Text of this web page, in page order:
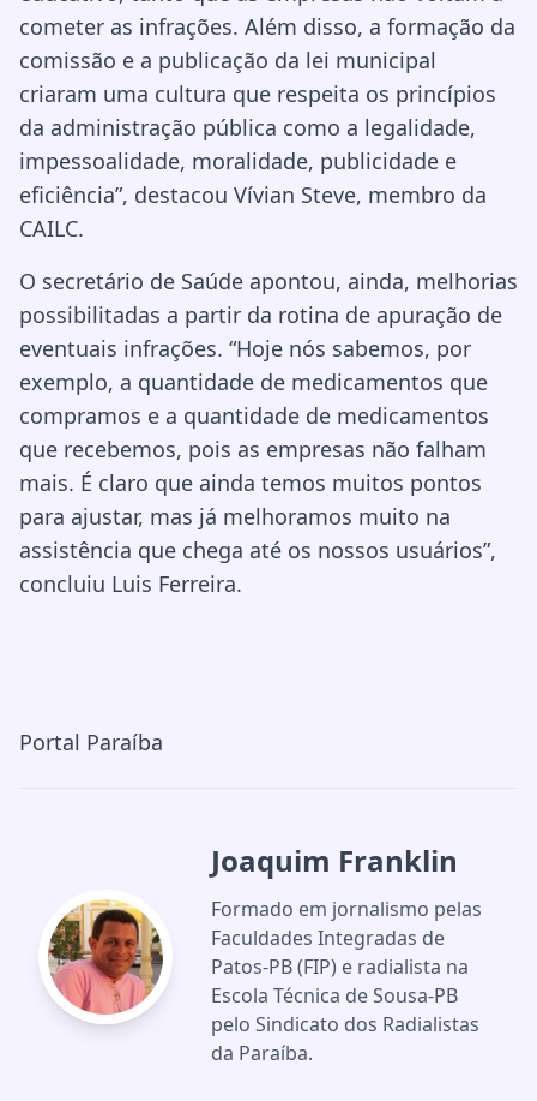
cometer as infrações. Além disso, a formação da
comissão e a publicação da lei municipal
criaram uma cultura que respeita os princípios
da administração pública como a legalidade,
impessoalidade, moralidade, publicidade e
eficiência”, destacou Vívian Steve, membro da
CAILC.
O secretário de Saúde apontou, ainda, melhorias
possibilitadas a partir da rotina de apuração de
eventuais infrações. “Hoje nós sabemos, por
exemplo, a quantidade de medicamentos que
compramos e a quantidade de medicamentos
que recebemos, pois as empresas não falham
mais. É claro que ainda temos muitos pontos
para ajustar, mas já melhoramos muito na
assistência que chega até os nossos usuários”,
concluiu Luis Ferreira.
Portal Paraíba
Joaquim Franklin
Formado em jornalismo pelas
Faculdades Integradas de
Patos-PB (FIP) e radialista na
Escola Técnica de Sousa-PB
pelo Sindicato dos Radialistas
da Paraíba.